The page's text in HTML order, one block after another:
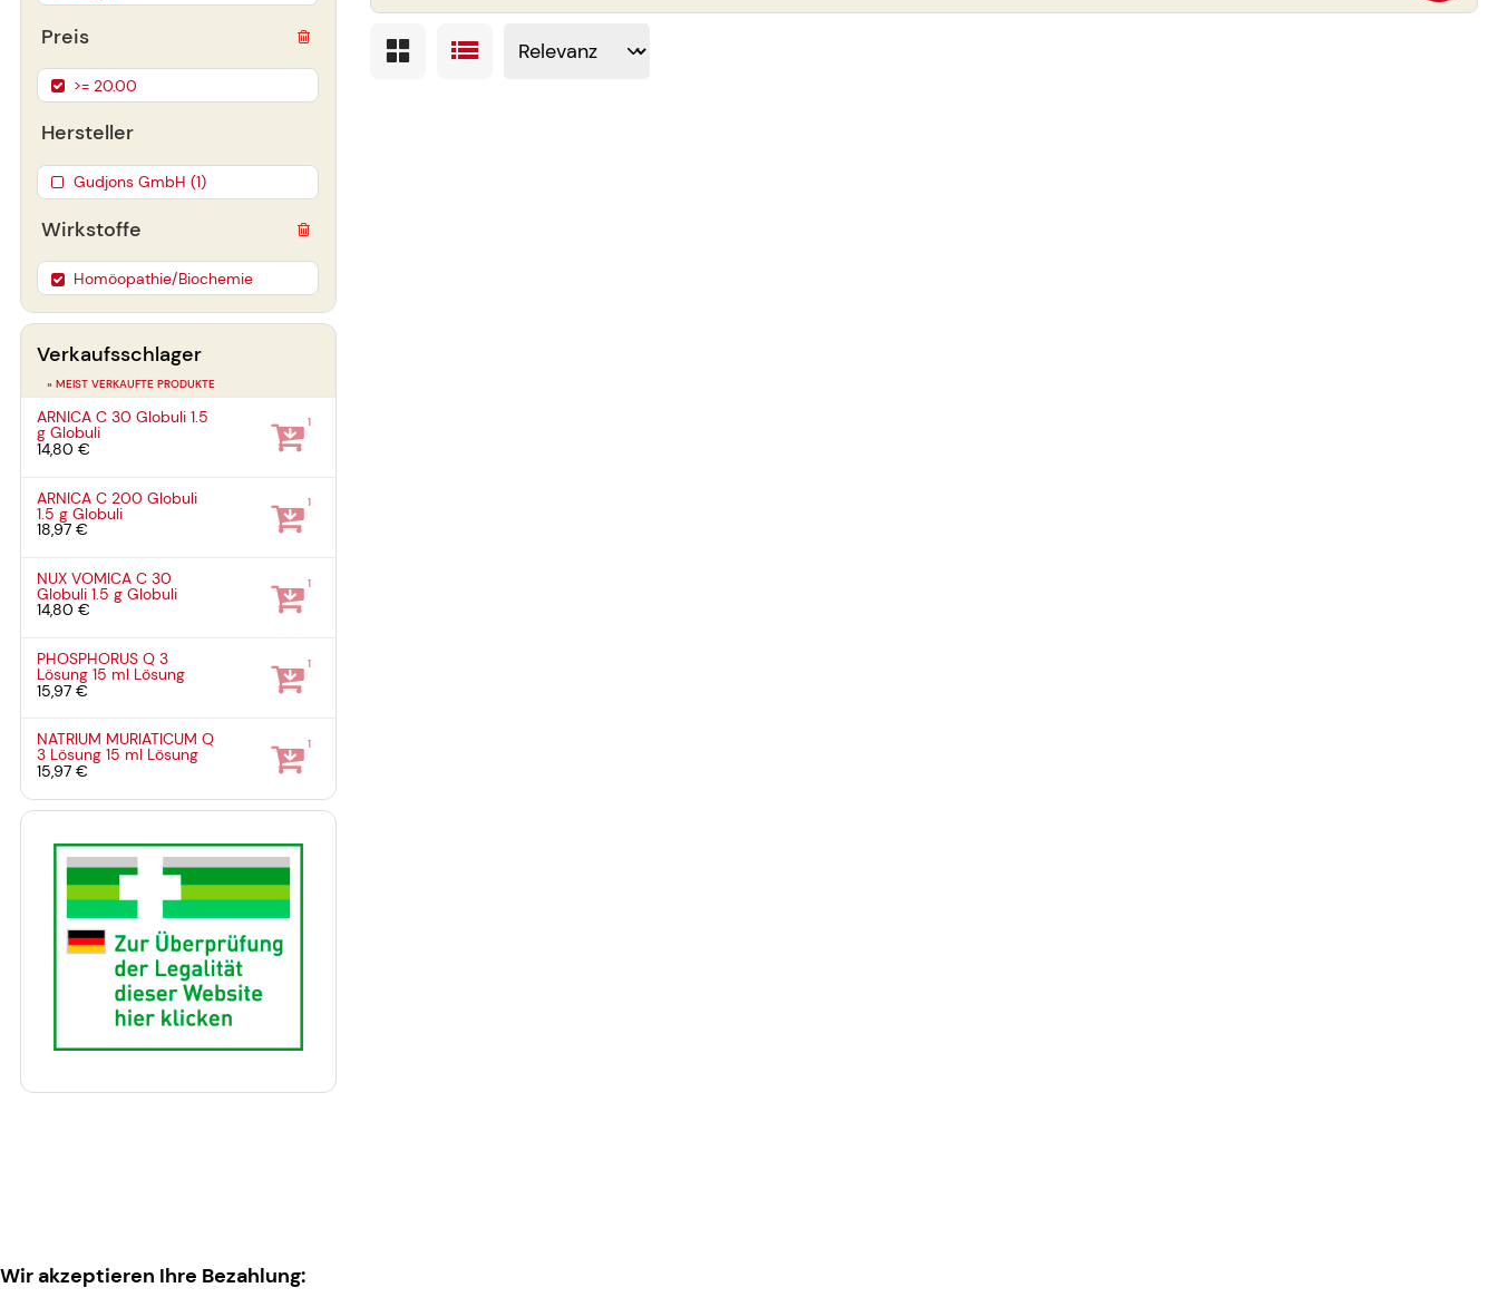
Preis
>= 20.00
Hersteller
Gudjons GmbH (1)
Wirkstoffe
Homöopathie/Biochemie
Verkaufsschlager
» MEIST VERKAUFTE PRODUKTE
ARNICA C 30 Globuli1.5
gGlobuli
14,80 €
1
ARNICA C 200 Globuli
1.5 gGlobuli
18,97 €
1
NUX VOMICA C 30
Globuli1.5 gGlobuli
14,80 €
1
PHOSPHORUS Q 3
Lösung15 ml Lösung
15,97 €
1
NATRIUM MURIATICUM Q
3 Lösung15 ml Lösung
15,97 €
1
Wir akzeptieren Ihre Bezahlung: